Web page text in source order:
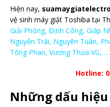
Hiện nay,
vệ sinh máy giặt Toshiba tại
Giải Phóng, Định Công, Giáp
Nguyễn Trãi, Nguyên Tuân,
Tông Phan, Vương Thừa Vũ,….
Hotline:
Những dấu